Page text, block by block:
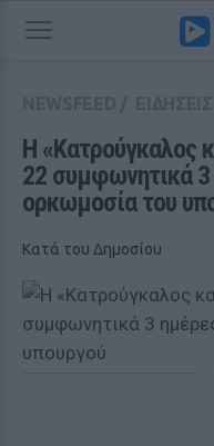
Η «Κατρούγκαλος
22 συμφωνητικά
ορκωμοσία του
Κατά του Δημοσίου